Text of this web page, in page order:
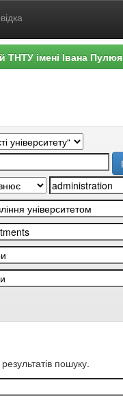
ТНТУ імені Івана Пулюя
пошуку.